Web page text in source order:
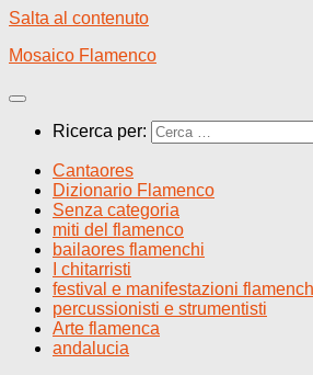
Salta al contenuto
Mosaico Flamenco
Ricerca per:
Cantaores
Dizionario Flamenco
Senza categoria
miti del flamenco
bailaores flamenchi
I chitarristi
festival e manifestazioni
percussionisti e strumentisti
Arte flamenca
andalucia